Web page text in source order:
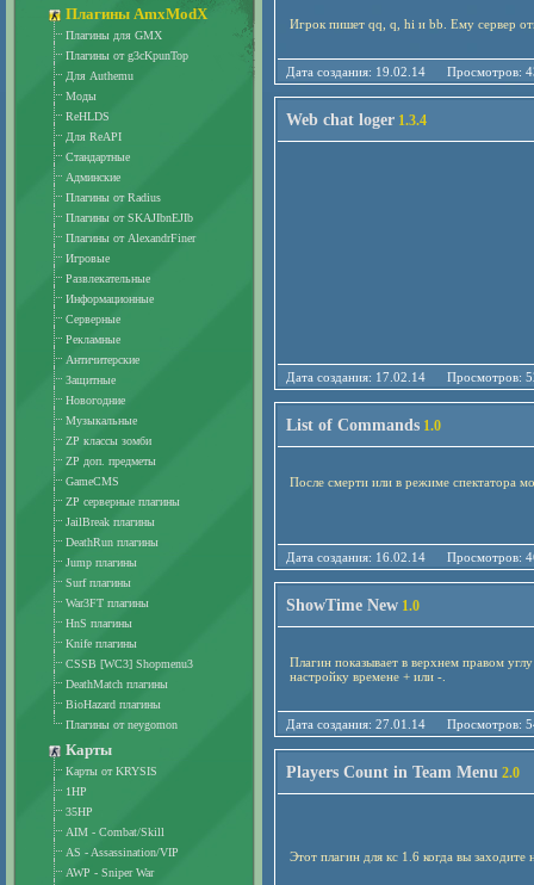
Игрок пишет qq, q, hi и bb. Ему сервер
Дата создания: 19.02.14
Web chat loger 1.3.4
Дата создания: 17.02.14
List of Commands 1.0
После смерти или в режиме спектатора
Дата создания: 16.02.14
ShowTime New 1.0
Плагин показывает в верхнем правом
настройку времене + или -.
Дата создания: 27.01.14
Players Count in Team Menu 2.0
Этот плагин для кс 1.6 когда вы заходите
Плагины AmxModX
Плагины для GMX
Плагины от g3cKpunTop
Для Authemu
Моды
ReHLDS
Для ReAPI
Стандартные
Админские
Плагины от Radius
Плагины от SKAJIbnEJIb
Плагины от AlexandrFiner
Игровые
Развлекательные
Информационные
Серверные
Рекламные
Античитерские
Защитные
Новогодние
Музыкальные
ZP классы зомби
ZP доп. предметы
GameCMS
ZP серверные плагины
JailBreak плагины
DeathRun плагины
Jump плагины
Surf плагины
War3FT плагины
HnS плагины
Knife плагины
CSSB [WC3] Shopmenu3
DeathMatch плагины
BioHazard плагины
Плагины от neygomon
Карты
Карты от KRYSIS
1HP
35HP
AIM - Combat/Skill
AS - Assassination/VIP
AWP - Sniper War